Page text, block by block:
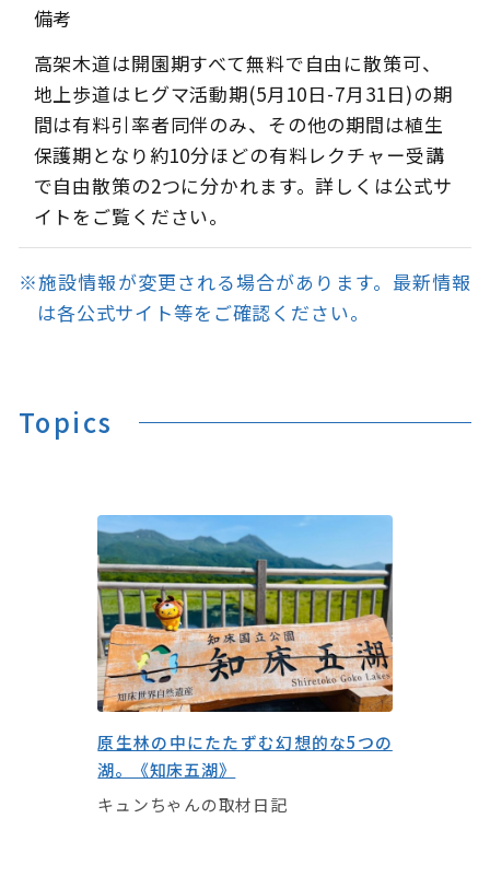
備考
高架木道は開園期すべて無料で自由に散策可、
地上歩道はヒグマ活動期(5月10日-7月31日)の期
間は有料引率者同伴のみ、その他の期間は植生
保護期となり約10分ほどの有料レクチャー受講
で自由散策の2つに分かれます。詳しくは公式サ
イトをご覧ください。
※施設情報が変更される場合があります。最新情報
は各公式サイト等をご確認ください。
Topics
原生林の中にたたずむ幻想的な5つの
湖。《知床五湖》
キュンちゃんの取材日記